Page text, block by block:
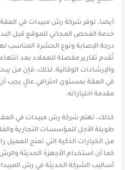
أيضا، توفر شركة رش مبيدات في
خدمة الفحص المجاني للموقع قبل
درجة الإصابة ونوع الحشرة المناسب
تُقدم تقارير مفصلة للعملاء بعد
والإرشادات الوقائية. لذلك، فإن
في العقة بمستوى احترافي عالٍ يجب
مقدمة اختياراته.
كذلك، تهتم شركة رش مبيدات في
طويلة الأجل للمؤسسات التجارية
من الخيارات الذكية التي تمنح العميل
كما أن استخدام الأجهزة الحديثة
أساليب الشركة الحديثة في رش